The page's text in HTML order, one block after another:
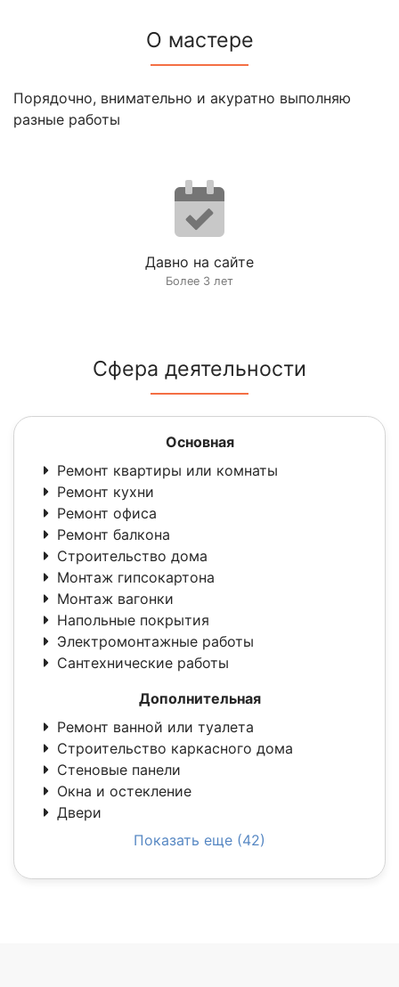
О мастере
Порядочно, внимательно и акуратно выполняю
разные работы
Давно на сайте
Более 3 лет
Сфера деятельности
Основная
Ремонт квартиры или комнаты
Ремонт кухни
Ремонт офиса
Ремонт балкона
Строительство дома
Монтаж гипсокартона
Монтаж вагонки
Напольные покрытия
Электромонтажные работы
Сантехнические работы
Дополнительная
Ремонт ванной или туалета
Строительство каркасного дома
Стеновые панели
Окна и остекление
Двери
Показать еще (42)